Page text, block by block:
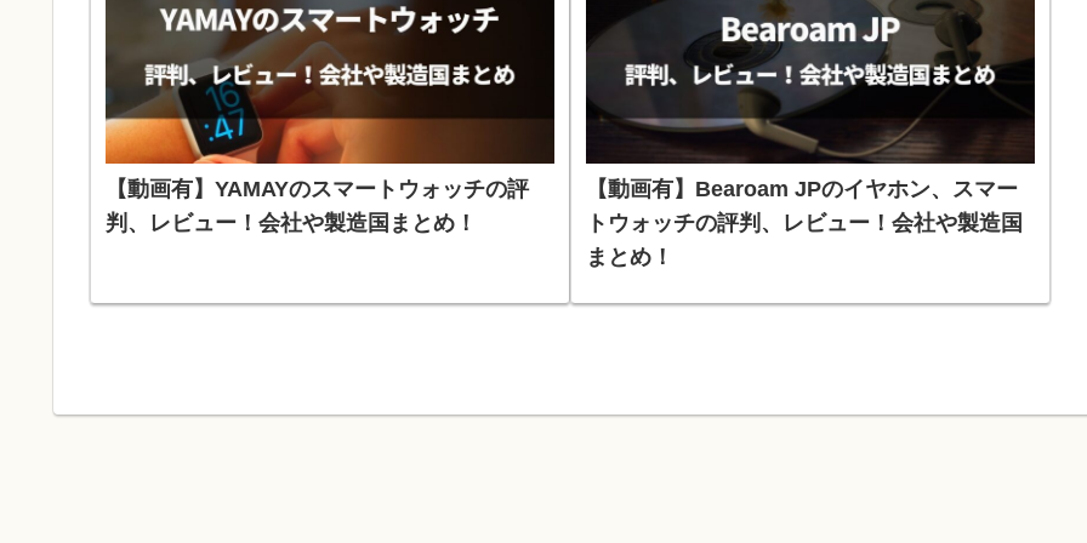
【動画有】YAMAYのスマートウォッチの評
判、レビュー！会社や製造国まとめ！
【動画有】Bearoam JPのイヤホン、スマー
トウォッチの評判、レビュー！会社や製造国
まとめ！